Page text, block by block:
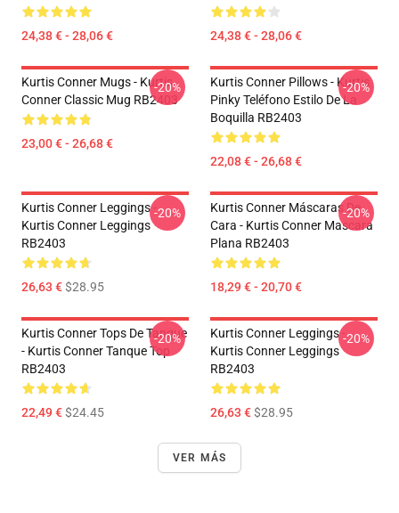
24,38 € - 28,06 € 24,38 € - 28,06 €
Kurtis Conner Mugs - Kurtis
Conner Classic Mug RB2403
23,00 € - 26,68 €
-20%
Kurtis Conner Pillows - Kurtis
Pinky Teléfono Estilo De La
Boquilla RB2403
22,08 € - 26,68 €
-20%
Kurtis Conner Leggings -
Kurtis Conner Leggings
RB2403
26,63 €$28.95
-20%
Kurtis Conner Máscaras De
Cara - Kurtis Conner Mascara
Plana RB2403
18,29 € - 20,70 €
-20%
Kurtis Conner Tops De Tanque
- Kurtis Conner Tanque Top
RB2403
22,49 €$24.45
-20%
Kurtis Conner Leggings -
Kurtis Conner Leggings
RB2403
26,63 €$28.95
-20%
VER MÁS